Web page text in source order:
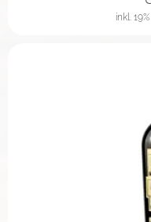
inkl.